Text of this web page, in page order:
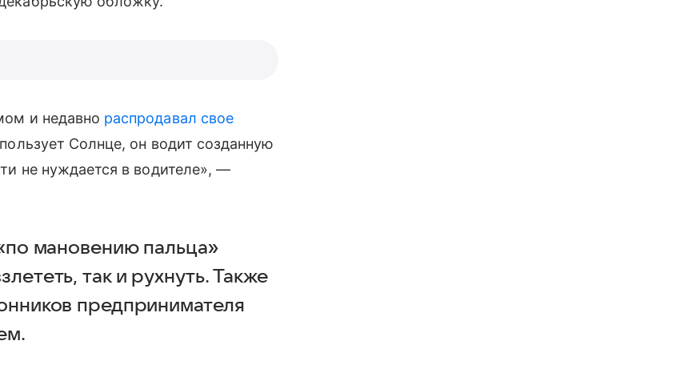
и недавно распродавал свое
Солнце, он водит созданную
не нуждается в водителе», —
мановению пальца»
так и рухнуть. Также
предпринимателя